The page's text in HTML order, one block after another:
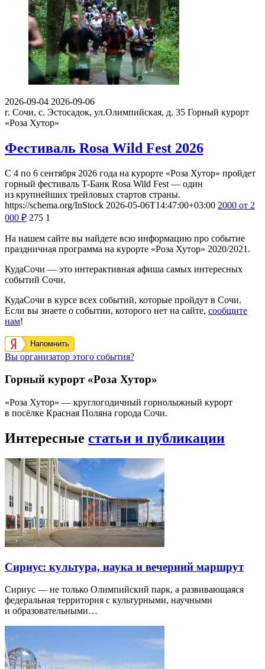
2026-09-04 2026-09-06
г. Сочи, с. Эстосадок, ул.Олимпийская, д. 35 Горный курорт
«Роза Хутор»
Фестиваль Rosa Wild Fest 2026
С 4 по 6 сентября 2026 года на курорте «Роза Хутор» пройдет
горный фестиваль T-Банк Rosa Wild Fest — один
из крупнейших трейловых стартов страны.
https://schema.org/InStock 2026-05-06T14:47:00+03:00 2000 от 2
000 ₽ 275 1
На нашем сайте вы найдете всю информацию про событие
праздничная программа на курорте «Роза Хутор» 2020/2021.
КудаСочи — это интерактивная афиша самых интересных
событий Сочи.
КудаСочи в курсе всех событий, которые пройдут в Сочи.
Если вы знаете о событии, которого нет на сайте, сообщите
нам!
Напомнить
Вы организатор этого события?
Горный курорт «Роза Хутор»
«Роза Хутор» — круглогодичный горнолыжный курорт
в посёлке Красная Поляна города Сочи.
Интересные статьи и публикации
Сириус: культура, наука и вечерний маршрут
Сириус — не только Олимпийский парк, а развивающаяся
федеральная территория с культурными, научными
и образовательными…